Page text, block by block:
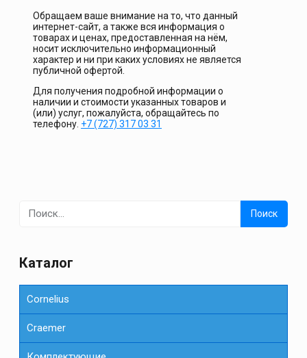
Обращаем ваше внимание на то, что данный
интернет-сайт, а также вся информация о
товарах и ценах, предоставленная на нём,
носит исключительно информационный
характер и ни при каких условиях не является
публичной офертой.
Для получения подробной информации о
наличии и стоимости указанных товаров и
(или) услуг, пожалуйста, обращайтесь по
телефону. +7 (727) 317 03 31
Каталог
Cornelius
Сraemer